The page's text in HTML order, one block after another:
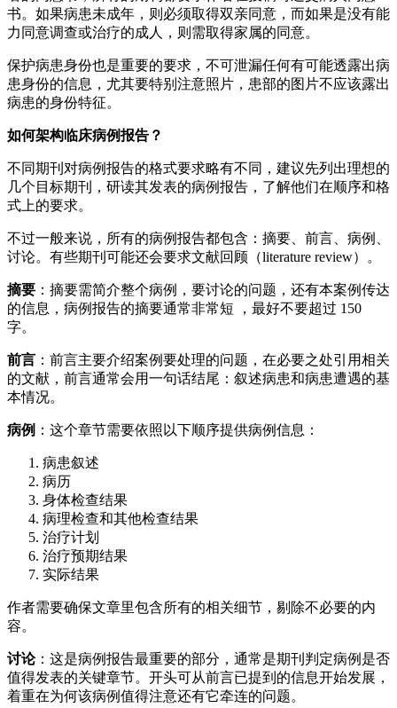
书。如果病患未成年，则必须取得双亲同意，而如果是没有能
力同意调查或治疗的成人，则需取得家属的同意。
保护病患身份也是重要的要求，不可泄漏任何有可能透露出病
患身份的信息，尤其要特别注意照片，患部的图片不应该露出
病患的身份特征。
如何架构临床病例报告？
不同期刊对病例报告的格式要求略有不同，建议先列出理想的
几个目标期刊，研读其发表的病例报告，了解他们在顺序和格
式上的要求。
不过一般来说，所有的病例报告都包含：摘要、前言、病例、
讨论。有些期刊可能还会要求文献回顾（literature review）。
摘要 ：摘要需简介整个病例，要讨论的问题，还有本案例传达
的信息，病例报告的摘要通常非常短 ，最好不要超过 150
字。
前言 ：前言主要介绍案例要处理的问题，在必要之处引用相关
的文献，前言通常会用一句话结尾：叙述病患和病患遭遇的基
本情况。
病例 ：这个章节需要依照以下顺序提供病例信息：
病患叙述
病历
身体检查结果
病理检查和其他检查结果
治疗计划
治疗预期结果
实际结果
作者需要确保文章里包含所有的相关细节，剔除不必要的内
容。
讨论：这是病例报告最重要的部分，通常是期刊判定病例是否
值得发表的关键章节。开头可从前言已提到的信息开始发展，
着重在为何该病例值得注意还有它牵连的问题。